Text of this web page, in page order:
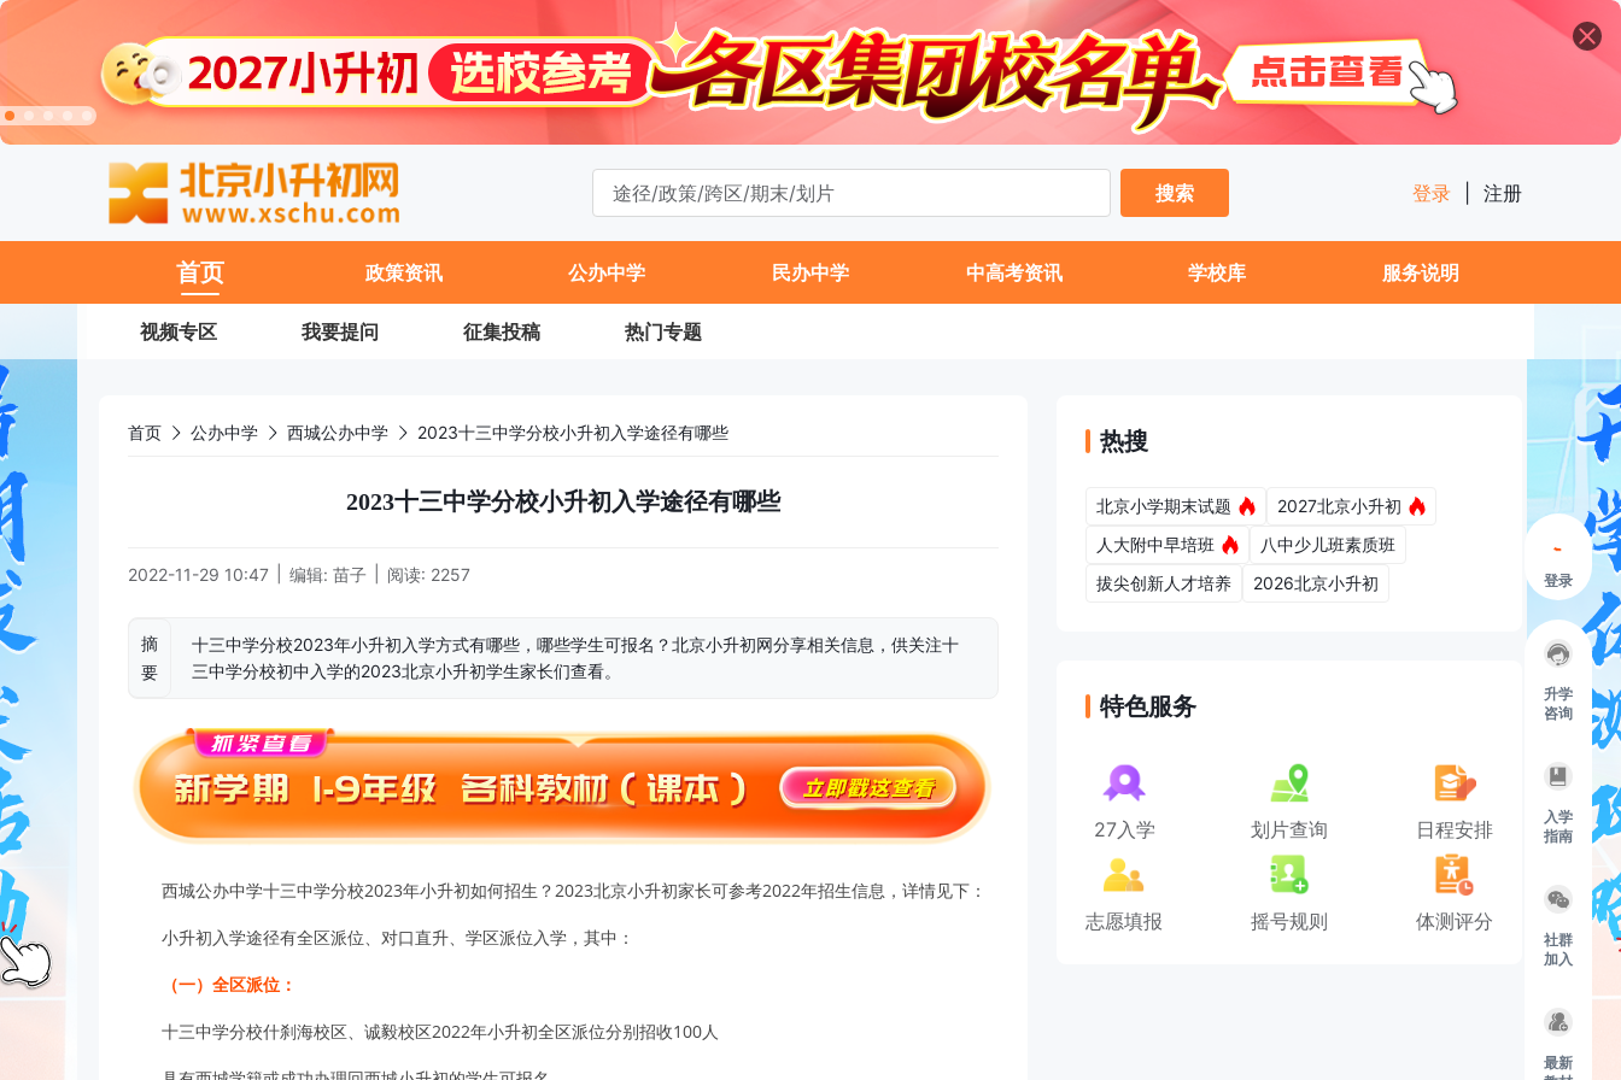
登录
升学
咨询
入学
指南
社群
加入
最新
搜索
登录 注册
首页 政策资讯 公办中学 民办中学 中高考资讯 学校库 服务说明
视频专区 我要提问 征集投稿 热门专题
首页 公办中学 西城公办中学 2023十三中学分校小升初入学途径有哪些
2023十三中学分校小升初入学途径有哪些
2022-11-29 10:47 编辑: 苗子 阅读: 2257
摘
要
十三中学分校2023年小升初入学方式有哪些，哪些学生可报名？北京小升初网分享相关信息，供关注十
三中学分校初中入学的2023北京小升初学生家长们查看。
西城公办中学十三中学分校2023年小升初如何招生？2023北京小升初家长可参考2022年招生信息，详情见下：
小升初入学途径有全区派位、对口直升、学区派位入学，其中：
（一）全区派位：
十三中学分校什刹海校区、诚毅校区2022年小升初全区派位分别招收100人
热搜
北京小学期末试题
2027北京小升初
人大附中早培班
八中少儿班素质班
拔尖创新人才培养
2026北京小升初
特色服务
27入学 划片查询 日程安排
志愿填报 摇号规则 体测评分